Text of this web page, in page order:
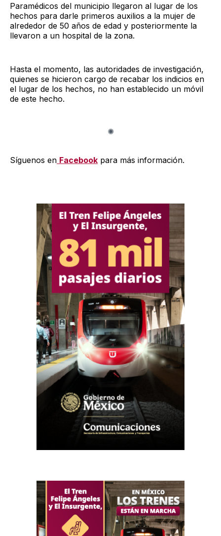
Paramédicos del municipio llegaron al lugar de los
hechos para darle primeros auxilios a la mujer de
alrededor de 50 años de edad y posteriormente la
llevaron a un hospital de la zona.
Hasta el momento, las autoridades de investigación,
quienes se hicieron cargo de recabar los indicios en
el lugar de los hechos, no han establecido un móvil
de este hecho.
Síguenos en Facebook para más información.